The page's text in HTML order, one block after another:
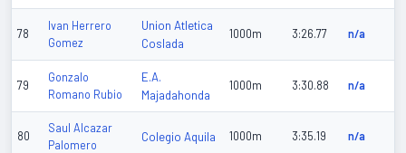
78
Ivan Herrero
Gomez
Union Atletica
Coslada
1000m 3:26.77 n/a
79
Gonzalo
Romano Rubio
E.A.
Majadahonda
1000m 3:30.88 n/a
80
Saul Alcazar
Palomero
Colegio Aquila 1000m 3:35.19 n/a